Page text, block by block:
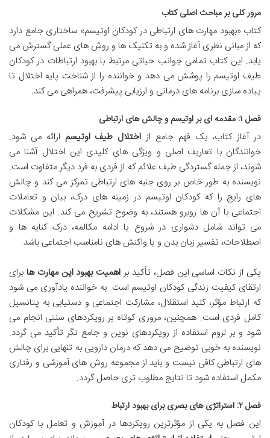
مرور کلی بر مباحث اصلی کتاب
کتاب «بهبود مهارت های ارتباطی در کودکان اوتیسم» ساختاری جامع دارد
که از مبانی نظری آغاز شده و به تکنیک ها و روش های عملی گسترش می
یابد. این کتاب تمامی جوانب حیاتی مرتبط با بهبود ارتباطات در کودکان
طیف اوتیسم را پوشش می دهد و خواننده را از شناخت پایه اختلال تا
پیاده سازی برنامه های درمانی و ارزیابی پیشرفت، همراهی می کند.
فصل ۱: مقدمه ای بر اوتیسم و چالش های ارتباطی
در آغاز کتاب، یک فهم جامع از اختلال طیف اوتیسم ارائه می شود.
خوانندگان با تعاریف اصلی و ویژگی های کلیدی این اختلال آشنا می
شوند، از جمله گستردگی طیف علائم که از فردی به فرد دیگر متفاوت است.
نویسنده به طور خاص بر روی جنبه های ارتباطی تمرکز می کند و چالش
های رایج را که کودکان اوتیسم در زمینه های درک، بیان و تعاملات
اجتماعی با آن ها روبرو هستند، به وضوح تشریح می کند. این مشکلات
می تواند شامل دشواری در شروع یا ادامه مکالمه، درک کنایه ها و
اصطلاحات، تفسیر زبان بدن و یا واکنش های نامناسب اجتماعی باشد.
یکی از نکات اساسی این فصل، تأکید براهمیت بهبود این مهارت ها برای
ارتقای کیفیت زندگی کودکان اوتیسم است. به خواننده یادآوری می شود
که ارتباط مؤثر، کلید استقلال، مشارکت اجتماعی و دستیابی به پتانسیل
کامل فردی است. همچنین، مروری کوتاه بر رویکردهای سنتی انجام می
شود و بر لزوم استفاده از رویکردهای نوین و جامع نگر تأکید می گردد.
نویسنده به خوبی توضیح می دهد که درمان دارویی به تنهایی برای چالش
های ارتباطی کافی نیست و باید از مجموعه روش های آموزشی و رفتاری
مکمل استفاده شود تا نتایج مطلوب تری حاصل گردد.
فصل ۲: استراتژی های بصری برای بهبود ارتباط
این فصل به یکی از مؤثرترین رویکردها در آموزش و تعامل با کودکان